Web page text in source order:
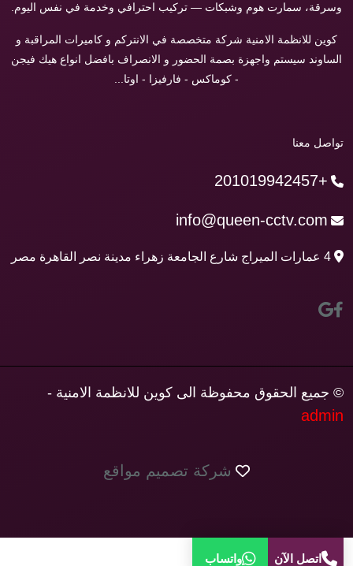
وسرقة، سمارت هوم وشبكات — تركيب احترافي وخدمة في نفس اليوم.
كوين للانظمة الامنية شركة متخصصة في الانتركم و كاميرات المراقبة و
الساوند سيستم واجهزة بصمة الحضور و الانصراف بافضل انواع هيك فيجن
- كوماكس - فارفيزا - اوتا...
تواصل معنا
+201019942457
info@queen-cctv.com
4 عمارات الميراج شارع الجامعة زهراء مدينة نصر القاهرة مصر
© جميع الحقوق محفوظة الى كوين للانظمة الامنية -
admin
شركة تصميم مواقع
اتصل الآن واتساب